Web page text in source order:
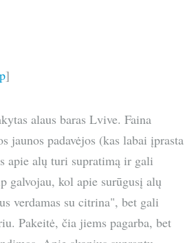
]
alaus baras Lvive. Faina
jaunos padavėjos (kas labai įprasta
apie alų turi supratimą ir gali
galvojau, kol apie surūgusį alų
verdamas su citrina", bet gali
Pakeitė, čia jiems pagarba, bet